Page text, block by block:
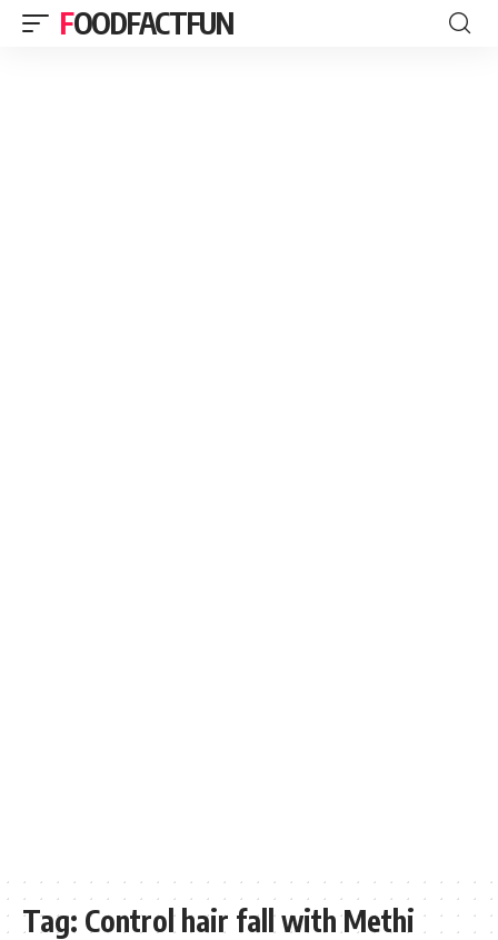
FOODFACTFUN
Tag: Control hair fall with Methi